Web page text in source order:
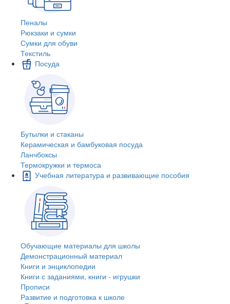
Пеналы
Рюкзаки и сумки
Сумки для обуви
Текстиль
Посуда
Бутылки и стаканы
Керамическая и бамбуковая посуда
Ланчбоксы
Термокружки и термоса
Учебная литература и развивающие пособия
Обучающие материалы для школы
Демонстрационный материал
Книги и энциклопедии
Книги с заданиями, книги - игрушки
Прописи
Развитие и подготовка к школе